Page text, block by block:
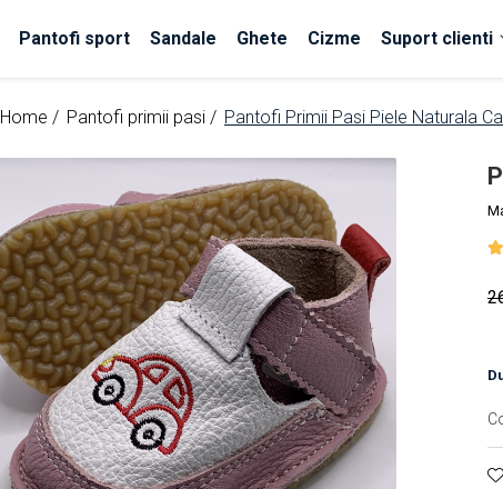
Pantofi sport Sandale Ghete Cizme Suport clienti
Home / Pantofi primii pasi / Pantofi Primii Pasi Piele Naturala